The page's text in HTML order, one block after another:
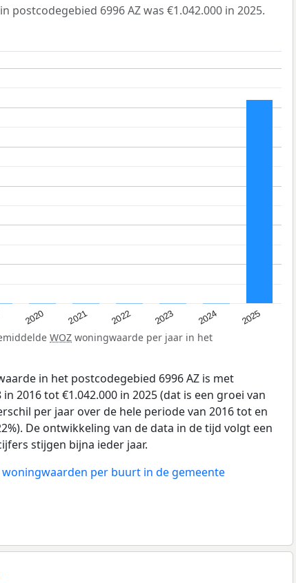
in postcodegebied 6996 AZ was €1.042.000 in 2025.
2020 2021 2022 2023 2024 2025
WOZ woningwaarde per jaar in het
in het postcodegebied 6996 AZ is met
2016 tot €1.042.000 in 2025 (dat is een groei van
per jaar over de hele periode van 2016 tot en
De ontwikkeling van de data in de tijd volgt een
stijgen bijna ieder jaar.
per buurt in de gemeente